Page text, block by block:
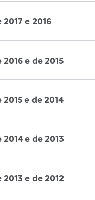
e 2016
e de 2015
e de 2014
e de 2013
e de 2012